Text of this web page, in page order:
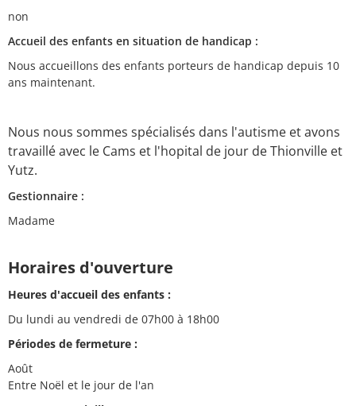
non
Accueil des enfants en situation de handicap :
Nous accueillons des enfants porteurs de handicap depuis 10
ans maintenant.
Nous nous sommes spécialisés dans l'autisme et avons
travaillé avec le Cams et l'hopital de jour de Thionville et
Yutz.
Gestionnaire :
Madame
Horaires d'ouverture
Heures d'accueil des enfants :
Du lundi au vendredi de 07h00 à 18h00
Périodes de fermeture :
Août
Entre Noël et le jour de l'an